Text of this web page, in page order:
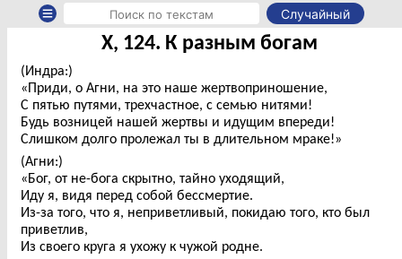
Случайный
X, 124. К разным богам
(Индра:)
«Приди, о Агни, на это наше жертвоприношение,
С пятью путями, трехчастное, с семью нитями!
Будь возницей нашей жертвы и идущим впереди!
Слишком долго пролежал ты в длительном мраке!»
(Агни:)
«Бог, от не-бога скрытно, тайно уходящий,
Иду я, видя перед собой бессмертие.
Из-за того, что я, неприветливый, покидаю того, кто был
приветлив,
Из своего круга я ухожу к чужой родне.